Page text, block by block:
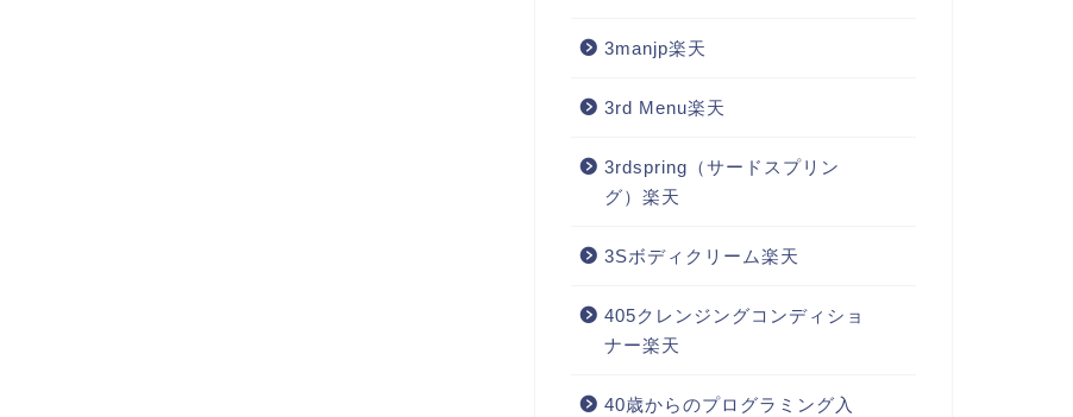
3manjp楽天
3rd Menu楽天
3rdspring（サードスプリン
グ）楽天
3Sボディクリーム楽天
405クレンジングコンディショ
ナー楽天
40歳からのプログラミング入